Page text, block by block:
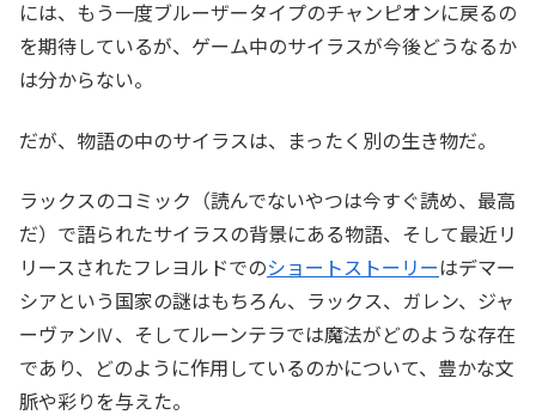
には、もう一度ブルーザータイプのチャンピオンに戻るの
を期待しているが、ゲーム中のサイラスが今後どうなるか
は分からない。
だが、物語の中のサイラスは、まったく別の生き物だ。
ラックスのコミック（読んでないやつは今すぐ読め、最高
だ）で語られたサイラスの背景にある物語、そして最近リ
リースされたフレヨルドでのショートストーリーはデマー
シアという国家の謎はもちろん、ラックス、ガレン、ジャ
ーヴァンⅣ、そしてルーンテラでは魔法がどのような存在
であり、どのように作用しているのかについて、豊かな文
脈や彩りを与えた。